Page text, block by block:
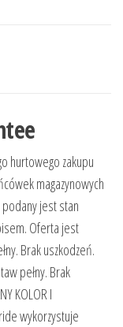
hurtowego zakupu
magazynowych
jest stan
Oferta jest
Brak uszkodzeń.
pełny. Brak
KOLOR I
wykorzystuje